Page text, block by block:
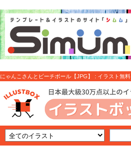
にゃんこさんとビーチボール【JPG】 : イラスト無料